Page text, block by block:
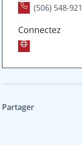
(506) 548-
Connectez
Partager